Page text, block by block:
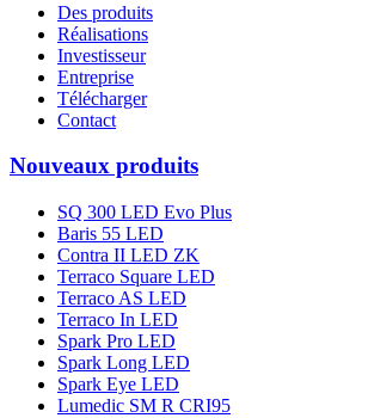
Des produits
Réalisations
Investisseur
Entreprise
Télécharger
Contact
Nouveaux produits
SQ 300 LED Evo Plus
Baris 55 LED
Contra II LED ZK
Terraco Square LED
Terraco AS LED
Terraco In LED
Spark Pro LED
Spark Long LED
Spark Eye LED
Lumedic SM R CRI95